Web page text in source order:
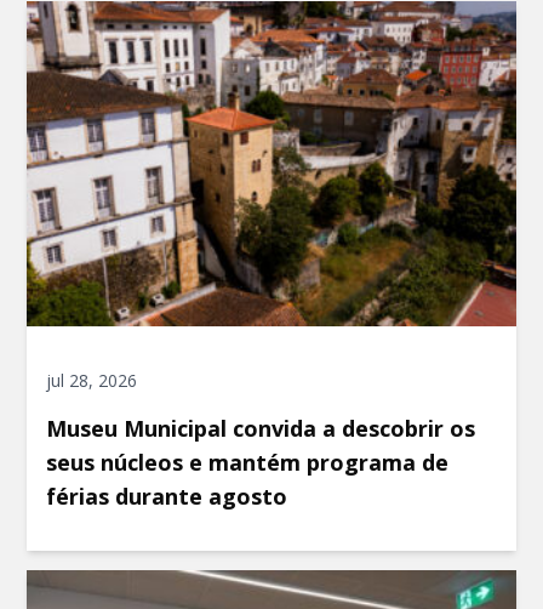
jul 28, 2026
Museu Municipal convida a descobrir os
seus núcleos e mantém programa de
férias durante agosto